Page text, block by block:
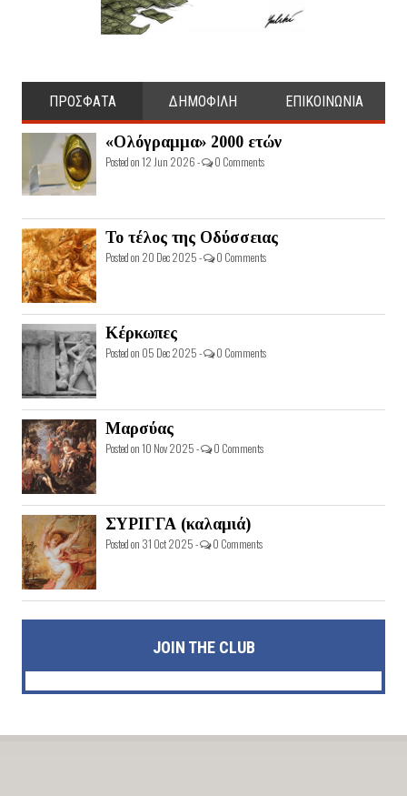
ΠΡΟΣΦΑΤΑ ΔΗΜΟΦΙΛΗ ΕΠΙΚΟΙΝΩΝΙΑ
«Ολόγραμμα» 2000 ετών
Posted on 12 Jun 2026 - 0 Comments
Το τέλος της Οδύσσειας
Posted on 20 Dec 2025 - 0 Comments
Κέρκωπες
Posted on 05 Dec 2025 - 0 Comments
Μαρσύας
Posted on 10 Nov 2025 - 0 Comments
ΣΥΡΙΓΓΑ (καλαμιά)
Posted on 31 Oct 2025 - 0 Comments
JOIN THE CLUB